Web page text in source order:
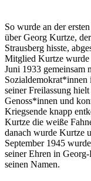
So wurde an der
über Georg Kurtze,
Strausberg hisste,
Mitglied Kurtze wurde
Juni 1933 gemeinsam
Sozialdemokrat*innen
seiner Freilassung
Genoss*innen und
Kriegsende knapp
Kurtze die weiße
danach wurde Kurtze
September 1945
seiner Ehren in
seinen Namen.